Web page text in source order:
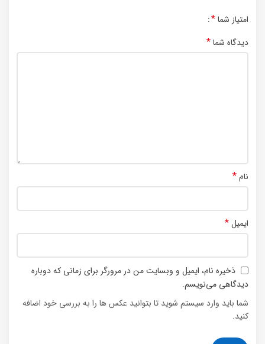
امتیاز شما*
دیدگاه شما*
نام*
ایمیل*
ذخیره نام، ایمیل و وبسایت من در مرورگر برای زمانی که دوباره
دیدگاهی می‌نویسم.
شما باید وارد سیستم شوید تا بتوانید عکس ها را به بررسی خود اضافه
کنید.